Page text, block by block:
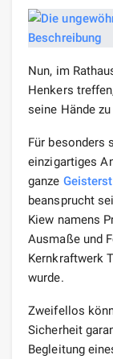
Nun, im
Henkers
seine Hände
Für besonders
einzigartiges
ganze
beansprucht
Kiew namens
Ausmaße und
Kernkraftwerk
wurde.
Zweifellos
Sicherheit
Begleitung